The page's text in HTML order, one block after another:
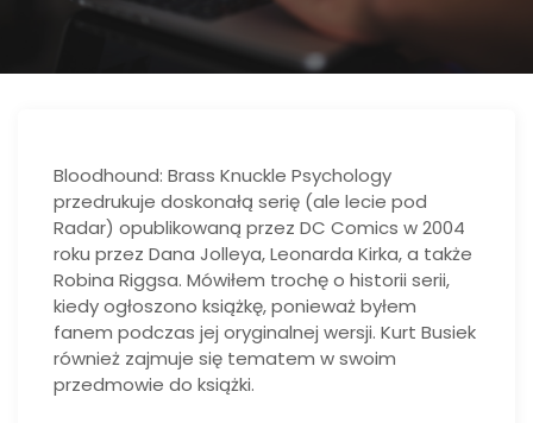
Bloodhound: Brass Knuckle Psychology
przedrukuje doskonałą serię (ale lecie pod
Radar) opublikowaną przez DC Comics w 2004
roku przez Dana Jolleya, Leonarda Kirka, a także
Robina Riggsa. Mówiłem trochę o historii serii,
kiedy ogłoszono książkę, ponieważ byłem
fanem podczas jej oryginalnej wersji. Kurt Busiek
również zajmuje się tematem w swoim
przedmowie do książki.